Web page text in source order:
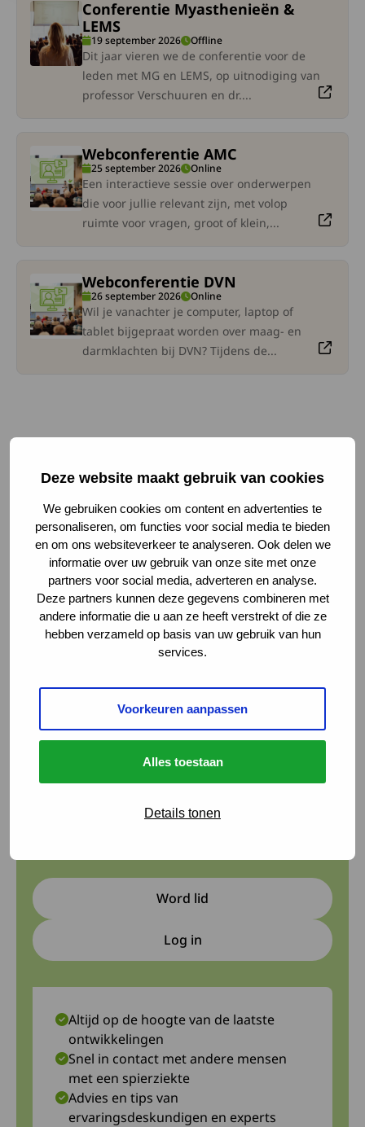
Deze website maakt gebruik van cookies
We gebruiken cookies om content en advertenties te
personaliseren, om functies voor social media te bieden
en om ons websiteverkeer te analyseren. Ook delen we
informatie over uw gebruik van onze site met onze
partners voor social media, adverteren en analyse.
Deze partners kunnen deze gegevens combineren met
andere informatie die u aan ze heeft verstrekt of die ze
hebben verzameld op basis van uw gebruik van hun
services.
Voorkeuren aanpassen
Alles toestaan
Details tonen
Conferentie Myasthenieën &
LEMS
19 september 2026 Offline
Dit jaar vieren we de conferentie voor de
leden met MG en LEMS, op uitnodiging van
professor Verschuuren en dr....
link gaat naar een externe site. Lees meer over
Webconferentie AMC
25 september 2026 Online
Een interactieve sessie over onderwerpen
die voor jullie relevant zijn, met volop
ruimte voor vragen, groot of klein,...
link gaat naar een externe site. Lees meer over
Webconferentie DVN
26 september 2026 Online
Wil je vanachter je computer, laptop of
tablet bijgepraat worden over maag- en
darmklachten bij DVN? Tijdens de...
link gaat naar een externe site. Lees meer over
Sigrid
“Veel spierziekten zijn zo zeldzaam dat je
in het dagelijkse leven niet zomaar
iemand tegenkomt die jou écht begrijpt.
Toen ik ineens flink achteruit ging, heb ik
veel steun gevonden op Myocafé. ”
Naar het MyocaféDeze link gaat naar een
Voordelen voor leden van
Word lid
Log inDeze link gaat naar een
Altijd op de hoogte van de laatste
ontwikkelingen
Snel in contact met andere mensen
met een spierziekte
Advies en tips van
ervaringsdeskundigen en experts